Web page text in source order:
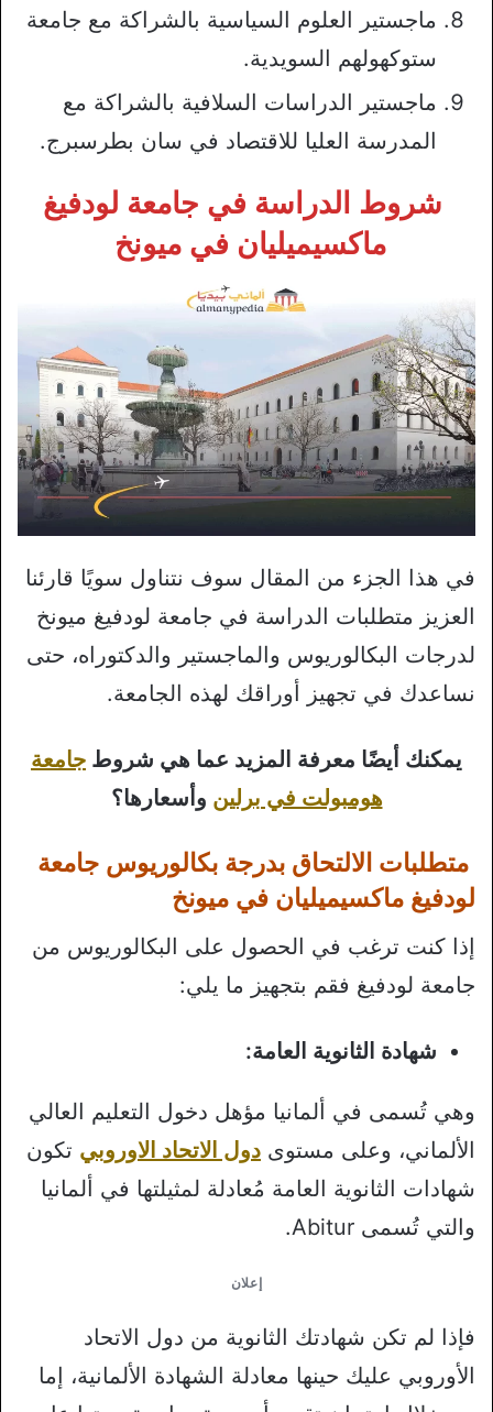
ماجستير العلوم السياسية بالشراكة مع جامعة
ستوكهولهم السويدية.
ماجستير الدراسات السلافية بالشراكة مع
المدرسة العليا للاقتصاد في سان بطرسبرج.
شروط الدراسة في جامعة لودفيغ
ماكسيميليان في ميونخ
في هذا الجزء من المقال سوف نتناول سويًا قارئنا
العزيز متطلبات الدراسة في جامعة لودفيغ ميونخ
لدرجات البكالوريوس والماجستير والدكتوراه، حتى
نساعدك في تجهيز أوراقك لهذه الجامعة.
يمكنك أيضًا معرفة المزيد عما هي شروط جامعة
هومبولت في برلين وأسعارها؟
متطلبات الالتحاق بدرجة بكالوريوس جامعة
لودفيغ ماكسيميليان في ميونخ
إذا كنت ترغب في الحصول على البكالوريوس من
جامعة لودفيغ فقم بتجهيز ما يلي:
شهادة الثانوية العامة:
وهي تُسمى في ألمانيا مؤهل دخول التعليم العالي
الألماني، وعلى مستوى دول الاتحاد الاوروبي تكون
شهادات الثانوية العامة مُعادلة لمثيلتها في ألمانيا
والتي تُسمى Abitur.
إعلان
فإذا لم تكن شهادتك الثانوية من دول الاتحاد
الأوروبي عليك حينها معادلة الشهادة الألمانية، إما